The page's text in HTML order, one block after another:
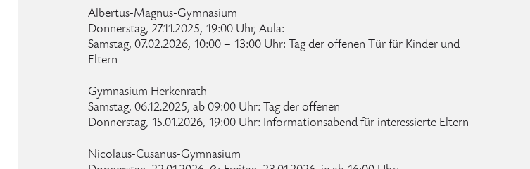
Albertus-Magnus-Gymnasium
Donnerstag, 27.11.2025, 19:00 Uhr, Aula:
Samstag, 07.02.2026, 10:00 – 13:00 Uhr: Tag der offenen Tür für Kinder und
Eltern
Gymnasium Herkenrath
Samstag, 06.12.2025, ab 09:00 Uhr: Tag der offenen
Donnerstag, 15.01.2026, 19:00 Uhr: Informationsabend für interessierte Eltern
Nicolaus-Cusanus-Gymnasium